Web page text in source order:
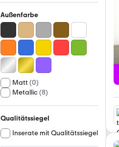
Außenfarbe
Matt (0)
Metallic(8)
Qualitätssiegel
Inserate mit Qualitätssiegel